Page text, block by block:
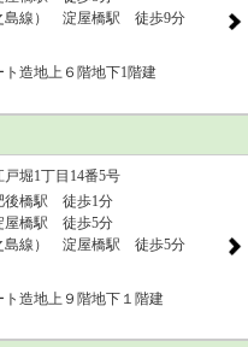
島線） 淀屋橋駅 徒歩9分
造地上６階地下1階建
堀1丁目14番5号
後橋駅 徒歩1分
屋橋駅 徒歩5分
島線） 淀屋橋駅 徒歩5分
造地上９階地下１階建